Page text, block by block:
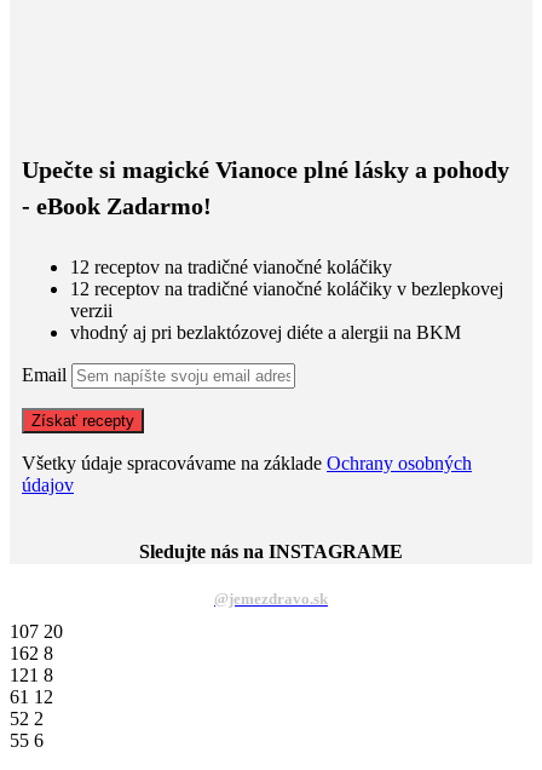
Upečte si magické Vianoce plné lásky a pohody
- eBook Zadarmo!
12 receptov na tradičné vianočné koláčiky
12 receptov na tradičné vianočné koláčiky v bezlepkovej
verzii
vhodný aj pri bezlaktózovej diéte a alergii na BKM
Email
Všetky údaje spracovávame na základe Ochrany osobných
údajov
Sledujte nás na INSTAGRAME
@jemezdravo.sk
107 20
162 8
121 8
61 12
52 2
55 6